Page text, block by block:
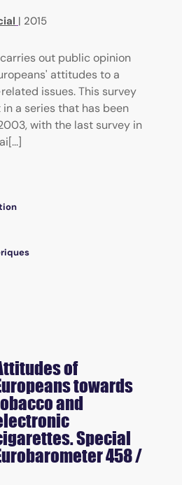
| 2015
out public opinion
attitudes to a
issues. This survey
a series that has been
with the last survey in
of
towards
and
Special
458 /